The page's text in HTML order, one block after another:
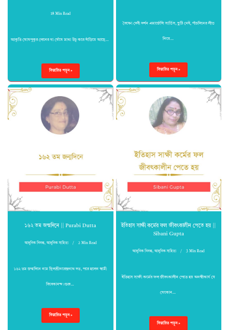
18 Min Read
আকুতি ঘোষপুকুর লেনের গা ঘেঁষে মাথা উচু করে দাঁড়িয়ে আছে…
বিস্তারিত পড়ুন »
বৈষ্ণো দেবী দর্শন এমার্জেন্সি সার্ভিস, ছুটি নেই, পাঁচদিনের লীভ
নিয়ে…
বিস্তারিত পড়ুন »
১৬২ তম জন্মদিনে || Purabi Dutta
আধুনিক নিবন্ধ, আধুনিক সাহিত্য 2 Min Read
১৬২ তম জন্মদিনে নাম ছিলশ্রীনরেন্দ্রনাথ দত্ত, পরে হলেন স্বামী
বিবেকানন্দ।গুরু…
বিস্তারিত পড়ুন »
ইতিহাস সাক্ষী কর্মের ফল জীবৎকালীন পেতে হয় ||
Sibani Gupta
আধুনিক নিবন্ধ,আধুনিক সাহিত্য 3 Min Read
ইতিহাস সাক্ষী কর্মের ফল জীবৎকালীন পেতে হয় অনস্বীকার্য যে
যেকোন…
বিস্তারিত পড়ুন »